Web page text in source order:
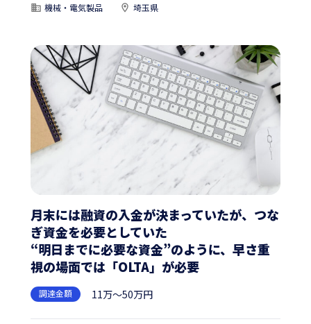
機械・電気製品 埼玉県
月末には融資の入金が決まっていたが、つな
ぎ資金を必要としていた
“明日までに必要な資金”のように、早さ重
視の場面では「OLTA」が必要
調達金額 11万～50万円